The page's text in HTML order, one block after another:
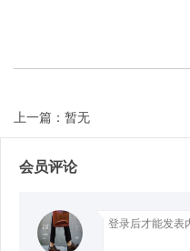
上一篇：暂无
会员评论